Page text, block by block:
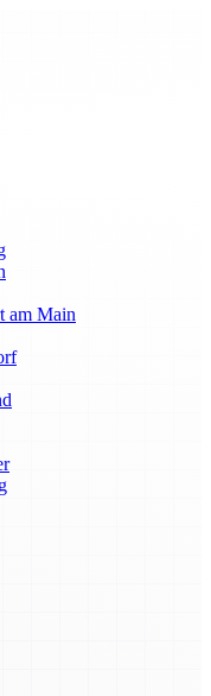
am Main